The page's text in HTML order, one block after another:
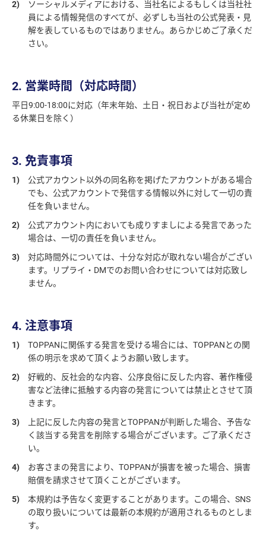
2)
ソーシャルメディアにおける、当社名によるもしくは当社社
員による情報発信のすべてが、必ずしも当社の公式発表・見
解を表しているものではありません。あらかじめご了承くだ
さい。
2. 営業時間（対応時間）
平日9:00‐18:00に対応（年末年始、土日・祝日および当社が定め
る休業日を除く）
3. 免責事項
1)
公式アカウント以外の同名称を掲げたアカウントがある場合
でも、公式アカウントで発信する情報以外に対して一切の責
任を負いません。
2)
公式アカウント内においても成りすましによる発言であった
場合は、一切の責任を負いません。
3)
対応時間外については、十分な対応が取れない場合がござい
ます。リプライ・DMでのお問い合わせについては対応致し
ません。
4. 注意事項
1)
TOPPANに関係する発言を受ける場合には、TOPPANとの関
係の明示を求めて頂くようお願い致します。
2)
好戦的、反社会的な内容、公序良俗に反した内容、著作権侵
害など法律に抵触する内容の発言については禁止とさせて頂
きます。
3)
上記に反した内容の発言とTOPPANが判断した場合、予告な
く該当する発言を削除する場合がございます。ご了承くださ
い。
4)
お客さまの発言により、TOPPANが損害を被った場合、損害
賠償を請求させて頂くことがございます。
5)
本規約は予告なく変更することがあります。この場合、SNS
の取り扱いについては最新の本規約が適用されるものとしま
す。